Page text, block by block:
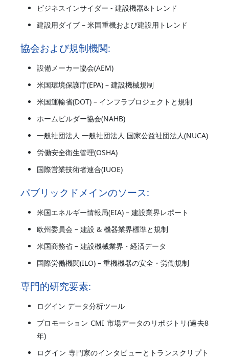
ビジネスインサイダー - 建設機器&トレンド
建設用ダイブ – 米国重機および建設用トレンド
協会および規制機関:
設備メーカー協会(AEM)
米国環境保護庁(EPA) – 建設機械規制
米国運輸省(DOT) – インフラプロジェクトと規制
ホームビルダー協会(NAHB)
一般社団法人 一般社団法人 国家公益社団法人(NUCA)
労働安全衛生管理(OSHA)
国際営業技術者連合(IUOE)
パブリックドメインのソース:
米国エネルギー情報局(EIA) – 建設業界レポート
欧州委員会 – 建設 & 機器業界標準と規制
米国商務省 – 建設機械業界・経済データ
国際労働機関(ILO) – 重機機器の安全・労働規制
専門的研究要素:
ログイン データ分析ツール
プロモーション CMI 市場データのリポジトリ(過去8
年)
ログイン 専門家のインタビューとトランスクリプト